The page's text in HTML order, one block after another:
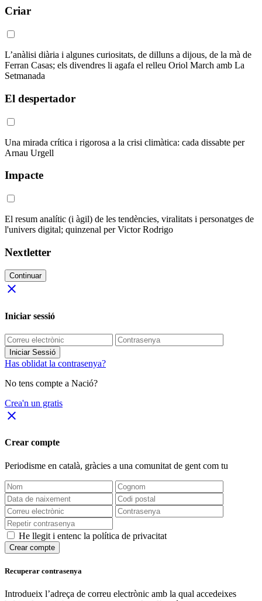
Criar
L’anàlisi diària i algunes curiositats, de dilluns a dijous, de la mà de
Ferran Casas; els divendres li agafa el relleu Oriol March amb La
Setmanada
El despertador
Una mirada crítica i rigorosa a la crisi climàtica: cada dissabte per
Arnau Urgell
Impacte
El resum analític (i àgil) de les tendències, viralitats i personatges de
l'univers digital; quinzenal per Victor Rodrigo
Nextletter
Continuar
close
Iniciar sessió
Iniciar Sessió
Has oblidat la contrasenya?
No tens compte a Nació?
Crea'n un gratis
close
Crear compte
Periodisme en català, gràcies a una comunitat de gent com tu
He llegit i entenc la política de privacitat
Crear compte
Recuperar contrasenya
Introdueix l’adreça de correu electrònic amb la qual accedeixes